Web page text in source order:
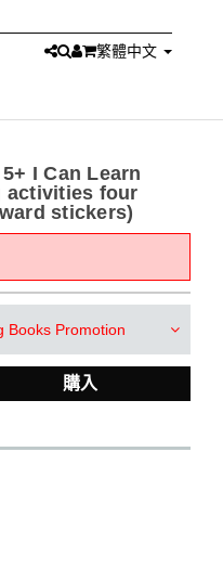
繁體中文
I Can Learn
activities four
stickers)
Books Promotion
購入